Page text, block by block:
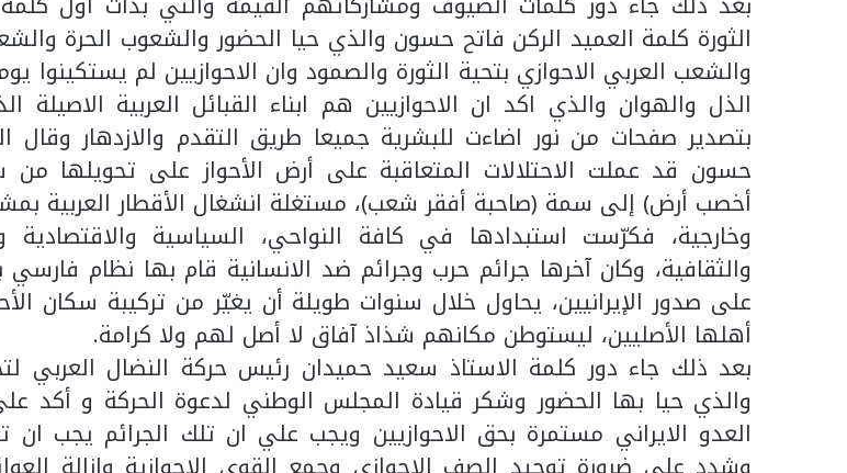
الثورة كلمة العميد الركن فاتح حسون والذي حيا الحضور والشعوب الحرة
والشعب العربي الاحوازي بتحية الثورة والصمود وان الاحوازيين لم يستكينوا
الذل والهوان والذي اكد ان الاحوازيين هم ابناء القبائل العربية الاصيلة
بتصدير صفحات من نور اضاءت للبشرية جميعا طريق التقدم والازدهار وقال
حسون قد عملت الاحتلالات المتعاقبة على أرض الأحواز على تحويلها من
أخصب أرض) إلى سمة (صاحبة أفقر شعب)، مستغلة انشغال الأقطار العربية
وخارجية، فكرّست استبدادها في كافة النواحي، السياسية والاقتصادية
والثقافية، وكان آخرها جرائم حرب وجرائم ضد الانسانية قام بها نظام
على صدور الإيرانيين، يحاول خلال سنوات طويلة أن يغيّر من تركيبة سكان
أهلها الأصليين، ليستوطن مكانهم شذاذ آفاق لا أصل لهم ولا كرامة.
بعد ذلك جاء دور كلمة الاستاذ سعيد حميدان رئيس حركة النضال العربي
والذي حيا بها الحضور وشكر قيادة المجلس الوطني لدعوة الحركة و أكد
العدو الايراني مستمرة بحق الاحوازيين ويجب علي ان تلك الجرائم يجب ان